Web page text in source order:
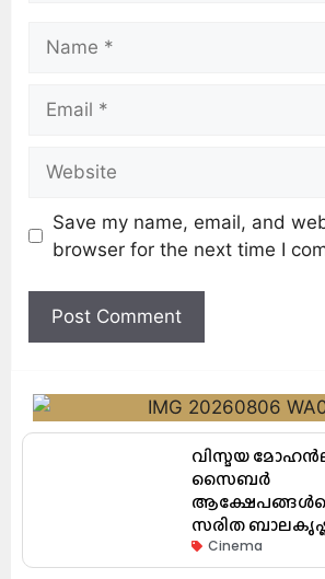
Save my name, email, and
browser for the next time I
വിസ്മയ
സൈബർ
സരിത
Cinema